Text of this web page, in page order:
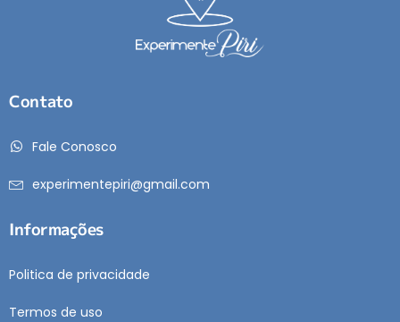
Contato
Fale Conosco
experimentepiri@gmail.com
Informações
Politica de privacidade
Termos de uso